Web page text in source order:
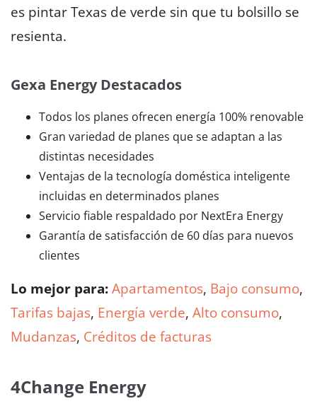
es pintar Texas de verde sin que tu bolsillo se
resienta.
Gexa Energy Destacados
Todos los planes ofrecen energía 100% renovable
Gran variedad de planes que se adaptan a las
distintas necesidades
Ventajas de la tecnología doméstica inteligente
incluidas en determinados planes
Servicio fiable respaldado por NextEra Energy
Garantía de satisfacción de 60 días para nuevos
clientes
Lo mejor para:Apartamentos, Bajo consumo,
Tarifas bajas, Energía verde, Alto consumo,
Mudanzas, Créditos de facturas
4Change Energy